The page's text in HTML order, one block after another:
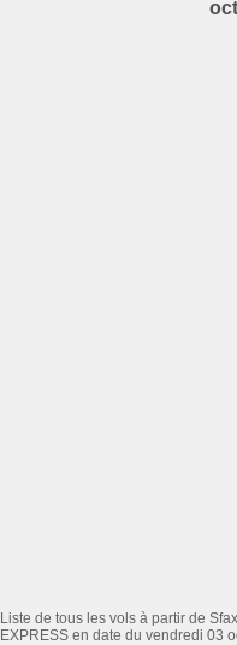
Liste de tous les vols à partir de
EXPRESS en date du vendredi 03